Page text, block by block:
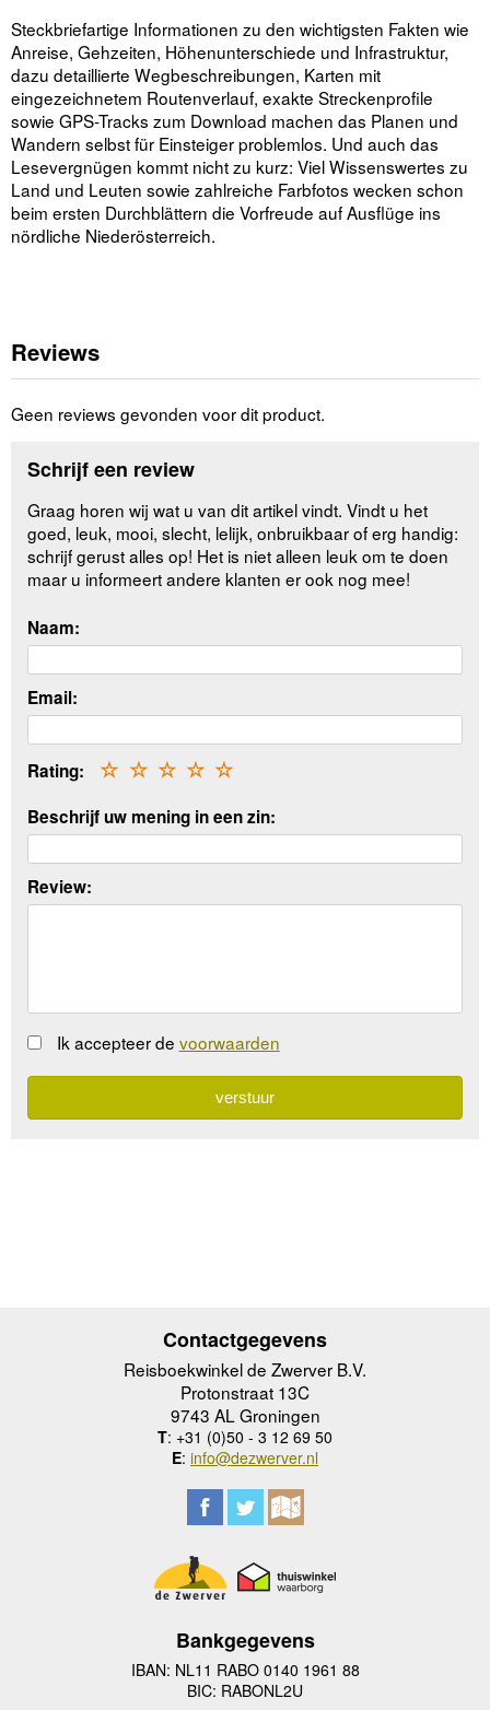
Steckbriefartige Informationen zu den wichtigsten Fakten wie
Anreise, Gehzeiten, Höhenunterschiede und Infrastruktur,
dazu detaillierte Wegbeschreibungen, Karten mit
eingezeichnetem Routenverlauf, exakte Streckenprofile
sowie GPS-Tracks zum Download machen das Planen und
Wandern selbst für Einsteiger problemlos. Und auch das
Lesevergnügen kommt nicht zu kurz: Viel Wissenswertes zu
Land und Leuten sowie zahlreiche Farbfotos wecken schon
beim ersten Durchblättern die Vorfreude auf Ausflüge ins
nördliche Niederösterreich.
Reviews
Geen reviews gevonden voor dit product.
Schrijf een review
Graag horen wij wat u van dit artikel vindt. Vindt u het
goed, leuk, mooi, slecht, lelijk, onbruikbaar of erg handig:
schrijf gerust alles op! Het is niet alleen leuk om te doen
maar u informeert andere klanten er ook nog mee!
Naam:
Email:
Rating: ☆
☆
☆
☆
☆
Beschrijf uw mening in een zin:
Review:
Ik accepteer de voorwaarden
Contactgegevens
Reisboekwinkel de Zwerver B.V.
Protonstraat 13C
9743 AL Groningen
T: +31 (0)50 - 3 12 69 50
E: info@dezwerver.nl
Bankgegevens
IBAN: NL11 RABO 0140 1961 88
BIC: RABONL2U